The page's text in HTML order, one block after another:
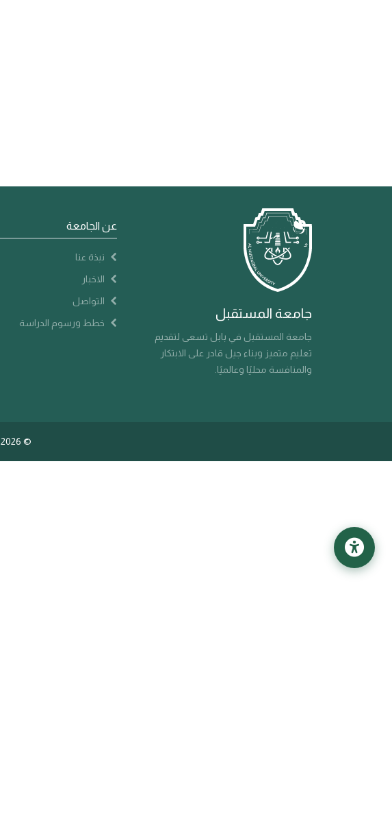
جامعة المستقبل
جامعة المستقبل في بابل تسعى لتقديم
تعليم متميز وبناء جيل قادر على الابتكار
والمنافسة محليًا وعالميًا.
عن الجامعة
نبذة عنا
الاخبار
التواصل
خطط ورسوم الدراسة
© 2026 جميع الحقوق محفوظة | جامعة المستقبل